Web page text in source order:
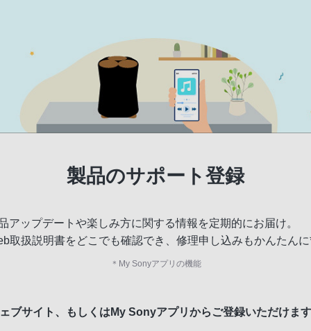
製品のサポート登録
アップデートや楽しみ方に関する情報を定期的にお届け。
取扱説明書をどこでも確認でき、修理申し込みもかんたん
＊ My Sonyアプリの機能
ブサイト、もしくは My Sonyアプリからご登録いただけま